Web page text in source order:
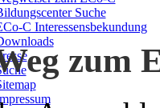
Suche
C Interessensbekundung
zum